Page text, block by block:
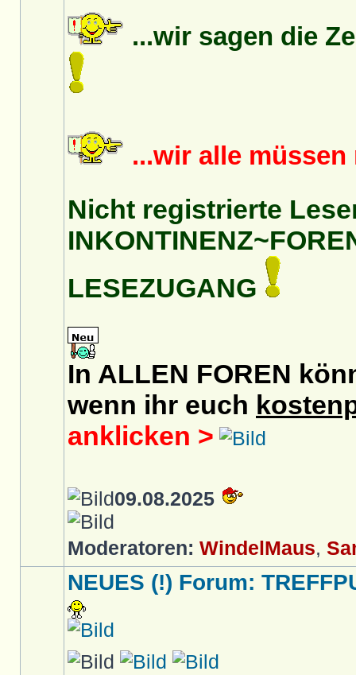
...wir sagen die
...wir alle
Nicht registrierte
LESEZUGANG
In ALLEN FOREN
wenn ihr euch
anklicken >
09.08.2025
Moderatoren: WindelMaus,
NEUES (!) Forum: